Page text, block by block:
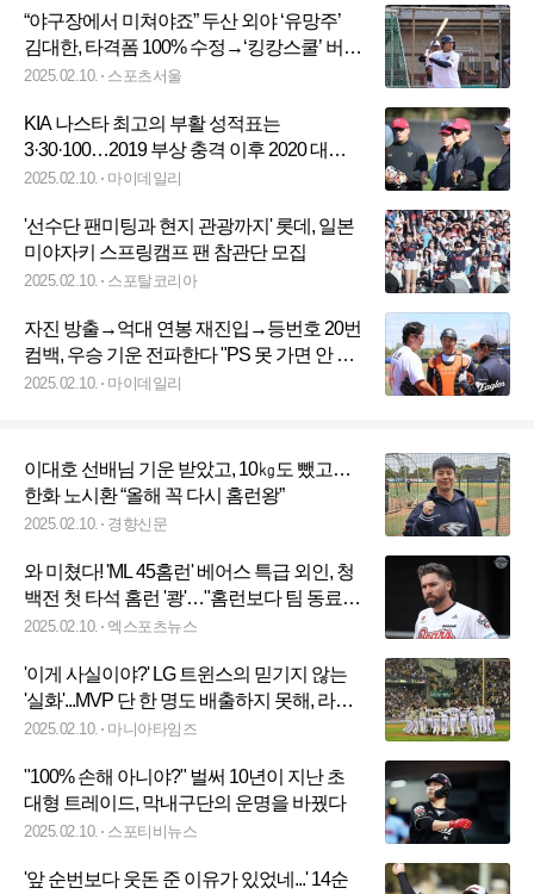
“야구장에서 미쳐야죠” 두산 외야 ‘유망주’
김대한, 타격폼 100% 수정→‘킹캉스쿨’ 버프
터질까 [SS시드니in]
2025.02.10. 스포츠서울
KIA 나스타 최고의 부활 성적표는
3·30·100…2019 부상 충격 이후 2020 대반
전, 또 기적이 일어날까
2025.02.10. 마이데일리
'선수단 팬미팅과 현지 관광까지' 롯데, 일본
미야자키 스프링캠프 팬 참관단 모집
2025.02.10. 스포탈코리아
자진 방출→억대 연봉 재진입→등번호 20번
컴백, 우승 기운 전파한다 "PS 못 가면 안 돼"
[MD멜버른]
2025.02.10. 마이데일리
이대호 선배님 기운 받았고, 10㎏도 뺐고…
한화 노시환 “올해 꼭 다시 홈런왕”
2025.02.10. 경향신문
와 미쳤다! 'ML 45홈런' 베어스 특급 외인, 청
백전 첫 타석 홈런 '쾅'…"홈런보다 팀 동료
축하 더 기뻐" [시드니 현장]
2025.02.10. 엑스포츠뉴스
'이게 사실이야?' LG 트윈스의 믿기지 않는
'실화'...MVP 단 한 명도 배출하지 못해, 라이
벌 두산은 8명
2025.02.10. 마니아타임즈
"100% 손해 아니야?" 벌써 10년이 지난 초
대형 트레이드, 막내구단의 운명을 바꿨다
2025.02.10. 스포티비뉴스
'앞 순번보다 웃돈 준 이유가 있었네...' 14순